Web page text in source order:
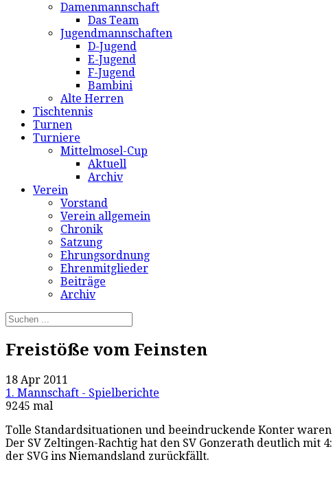
Damenmannschaft
Das Team
Jugendmannschaften
D-Jugend
E-Jugend
F-Jugend
Bambini
Alte Herren
Tischtennis
Turnen
Turniere
Mittelmosel-Cup
Aktuell
Archiv
Verein
Vorstand
Verein allgemein
Chronik
Satzung
Ehrungsordnung
Ehrenmitglieder
Beiträge
Archiv
Freistöße vom Feinsten
18 Apr 2011
1. Mannschaft - Spielberichte
9245 mal
Tolle Standardsituationen und beeindruckende Konter waren
Der SV Zeltingen-Rachtig hat den SV Gonzerath deutlich mit
der SVG ins Niemandsland zurückfällt.